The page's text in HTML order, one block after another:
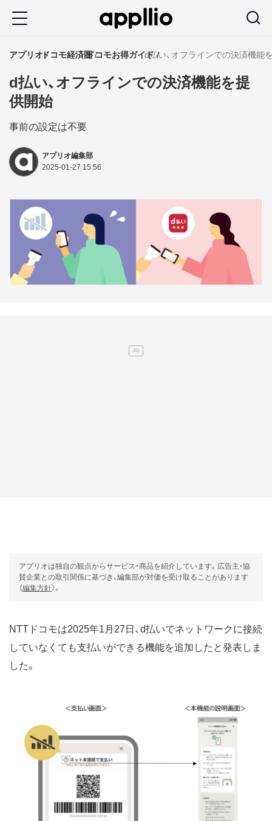
ン
に
アプリオドコモ経済圏ドコモお得ガイドd払い、オフラインでの決済機能
d払い、オフラインでの決済機能を提
供開始
事前の設定は不要
アプリオ編集部
2025-01-27 15:56
アプリオは独自の観点からサービス・商品を紹介しています。広告主・協
賛企業との取引関係に基づき、編集部が対価を受け取ることがあります
（編集方針）。
NTTドコモは2025年1月27日、d払いでネットワークに接続
していなくても支払いができる機能を追加したと発表しま
した。